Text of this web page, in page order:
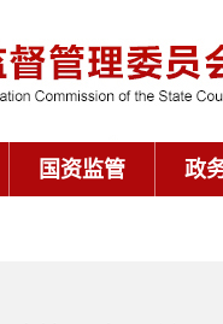
国资监管 政